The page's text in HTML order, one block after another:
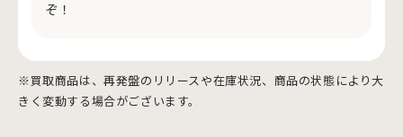
ぞ！
※買取商品は、再発盤のリリースや在庫状況、商品の状態により大
きく変動する場合がございます。